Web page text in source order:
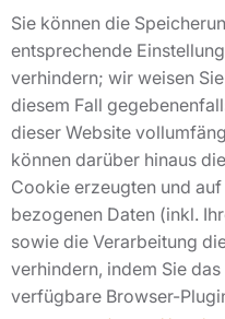
Sie können die
entsprechende
verhindern; wir weisen
diesem Fall
dieser Website
können darüber hinaus
Cookie erzeugten und
bezogenen Daten (inkl.
sowie die Verarbeitung
verhindern, indem Sie
verfügbare Browser-